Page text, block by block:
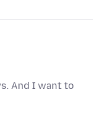
And I want to